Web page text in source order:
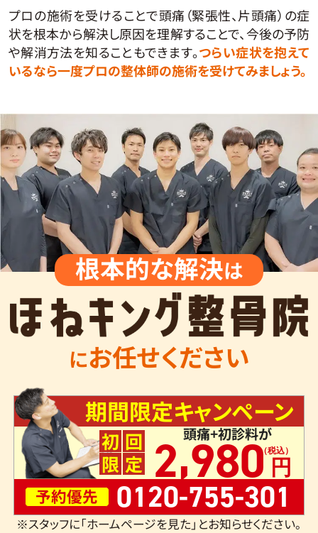
プロの施術を受けることで頭痛（緊張性、片頭痛）の症
状を根本から解決し原因を理解することで、今後の予防
や解消方法を知ることもできます。つらい症状を抱えて
いるなら一度プロの整体師の施術を受けてみましょう。
根本的な解決は
にお任せください
期間限定キャンペーン
初 回
限 定
頭痛+初診料が
2,980
予約優先 0120-755-301
※スタッフに「ホームページを見た」とお知らせください。